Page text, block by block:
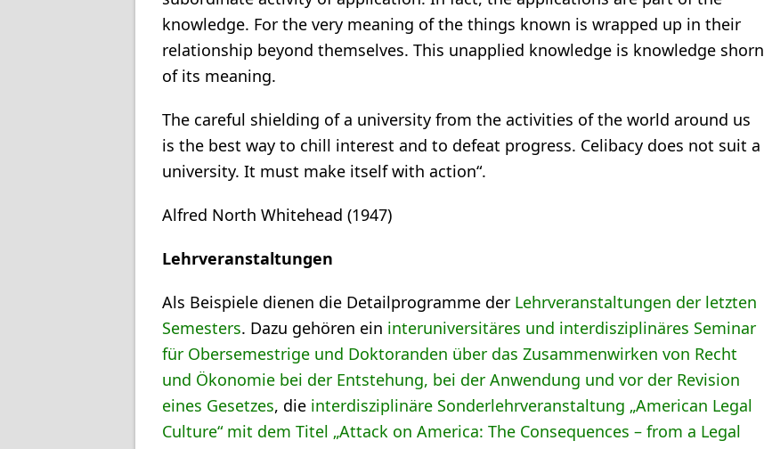
knowledge. For the very meaning of the things known is wrapped up in their
relationship beyond themselves. This unapplied knowledge is knowledge shorn
of its meaning.
The careful shielding of a university from the activities of the world around us
is the best way to chill interest and to defeat progress. Celibacy does not suit a
university. It must make itself with action“.
Alfred North Whitehead (1947)
Lehrveranstaltungen
Als Beispiele dienen die Detailprogramme der Lehrveranstaltungen der letzten
Semesters. Dazu gehören ein interuniversitäres und interdisziplinäres Seminar
für Obersemestrige und Doktoranden über das Zusammenwirken von Recht
und Ökonomie bei der Entstehung, bei der Anwendung und vor der Revision
eines Gesetzes, die interdisziplinäre Sonderlehrveranstaltung „American Legal
Culture“ mit dem Titel „Attack on America: The Consequences – from a Legal